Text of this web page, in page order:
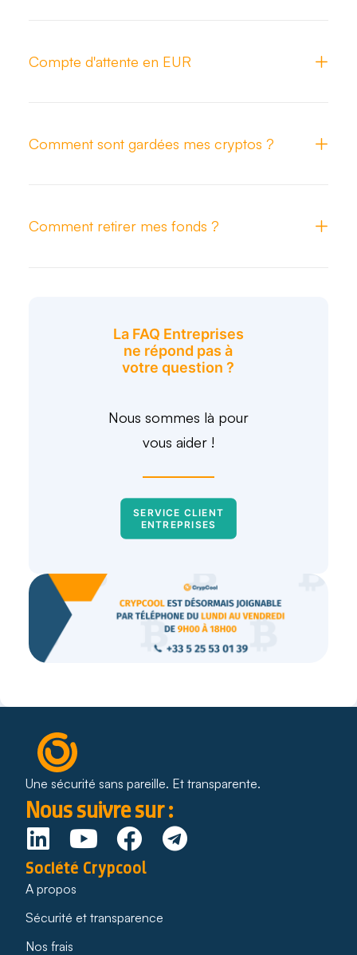
Compte d'attente en EUR
Comment sont gardées mes cryptos ?
Comment retirer mes fonds ?
La FAQ Entreprises
ne répond pas à
votre question ?
Nous sommes là pour
vous aider !
SERVICE CLIENT
ENTREPRISES
Une sécurité sans pareille. Et transparente.
Nous suivre sur :
Société Crypcool
A propos
Sécurité et transparence
Nos frais